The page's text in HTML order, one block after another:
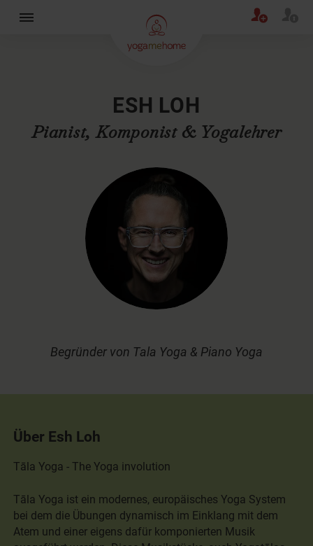
ESH LOH
Pianist, Komponist & Yogalehrer
Begründer von Tala Yoga & Piano Yoga
Über Esh Loh
Tāla Yoga - The Yoga involution
Tāla Yoga ist ein modernes, europäisches Yoga System
bei dem die Übungen dynamisch im Einklang mit dem
Atem und einer eigens dafür komponierten Musik